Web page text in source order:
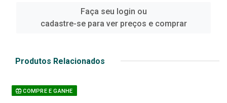
Faça seu login ou
cadastre-se para ver preços e comprar
Produtos Relacionados
COMPRE E GANHE